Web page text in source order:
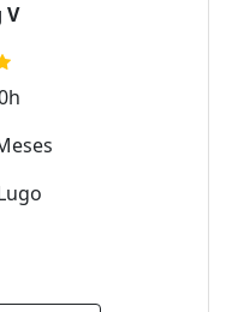
V